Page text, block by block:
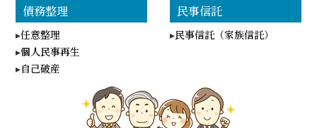
債務整理
任意整理
個人民事再生
自己破産
民事信託
民事信託（家族信託）